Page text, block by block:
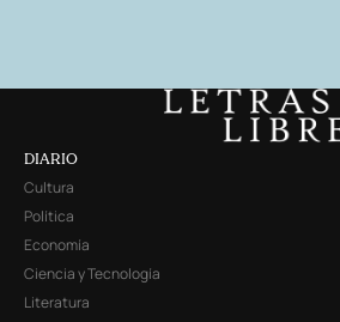
DIARIO
Cultura
Política
Economía
Ciencia y Tecnología
Literatura